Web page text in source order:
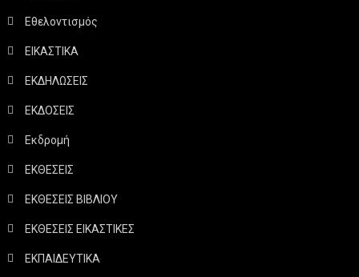
Εθελοντισμός
ΕΙΚΑΣΤΙΚΑ
ΕΚΔΗΛΩΣΕΙΣ
ΕΚΔΟΣΕΙΣ
Εκδρομή
ΕΚΘΕΣΕΙΣ
ΕΚΘΕΣΕΙΣ ΒΙΒΛΙΟΥ
ΕΚΘΕΣΕΙΣ ΕΙΚΑΣΤΙΚΕΣ
ΕΚΠΑΙΔΕΥΤΙΚΑ